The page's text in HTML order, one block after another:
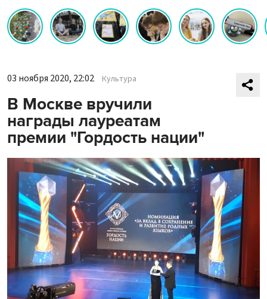
03 ноября 2020, 22:02 Культура
В Москве вручили
награды лауреатам
премии "Гордость нации"